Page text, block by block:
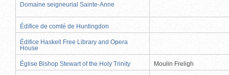
Domaine seigneurial Sainte-Anne
Édifice de comté de Huntingdon
Édifice Haskell Free Library and Opera
House
Église Bishop Stewart of the Holy Trinity Moulin Freligh